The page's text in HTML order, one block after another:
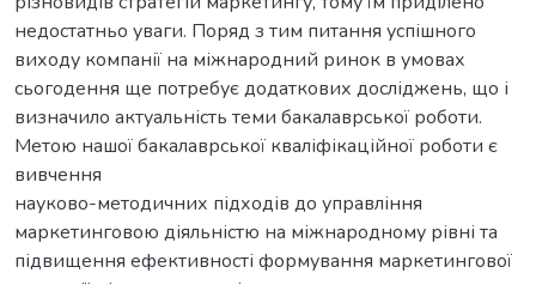
недостатньо уваги. Поряд з тим питання успішного
виходу компанії на міжнародний ринок в умовах
сьогодення ще потребує додаткових досліджень, що і
визначило актуальність теми бакалаврської роботи.
Метою нашої бакалаврської кваліфікаційної роботи є
вивчення
науково-методичних підходів до управління
маркетинговою діяльністю на міжнародному рівні та
підвищення ефективності формування маркетингової